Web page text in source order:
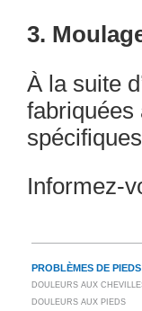
3.
À la suite
fabriquées
Informez-
PROBLÈMES DE PIEDS
DOULEURS AUX
DOULEURS AUX PIEDS